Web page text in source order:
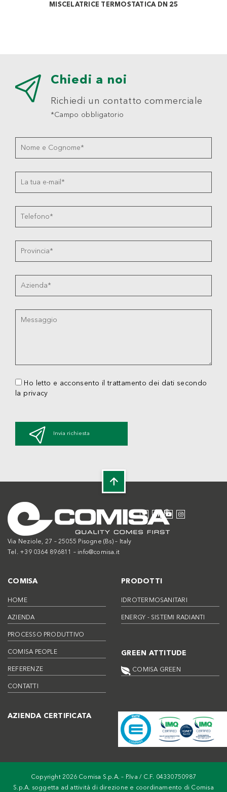
MISCELATRICE TERMOSTATICA DN 25
Chiedi a noi
Richiedi un contatto commerciale
*Campo obbligatorio
Ho letto e acconsento il trattamento dei dati secondo
la privacy
Invia richiesta
Via Neziole, 27 – 25055 Pisogne (Bs) – Italy
Tel. +39 0364 896811 – info@comisa.it
COMISA
HOME
AZIENDA
PROCESSO PRODUTTIVO
COMISA PEOPLE
REFERENZE
CONTATTI
PRODOTTI
IDROTERMOSANITARI
ENERGY - SISTEMI RADIANTI
GREEN ATTITUDE
COMISA GREEN
AZIENDA CERTIFICATA
Copyright 2026 Comisa S.p.A. – P.Iva / C.F. 04330750987
S.p.A. soggetta ad attività di direzione e coordinamento di Comisa